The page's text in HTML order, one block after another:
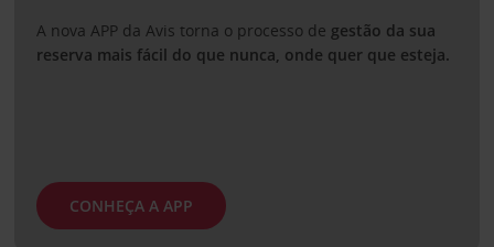
A nova APP da Avis torna o processo de gestão da sua
reserva mais fácil do que nunca, onde quer que esteja.
CONHEÇA A APP